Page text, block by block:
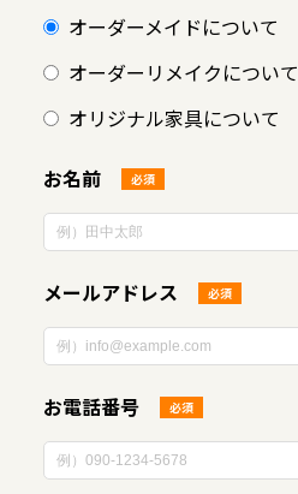
オーダーメイドについて
オーダーリメイクについて
オリジナル家具について
お名前 必須
メールアドレス 必須
お電話番号 必須